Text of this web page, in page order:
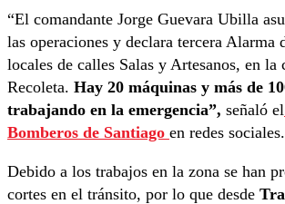
“El comandante Jorge Guevara Ubilla
las operaciones y declara tercera Alarma
locales de calles Salas y Artesanos, en la
Recoleta. Hay 20 máquinas y más de
trabajando en la emergencia”, señaló el
Bomberos de Santiago en redes sociales.
Debido a los trabajos en la zona se han
cortes en el tránsito, por lo que desde